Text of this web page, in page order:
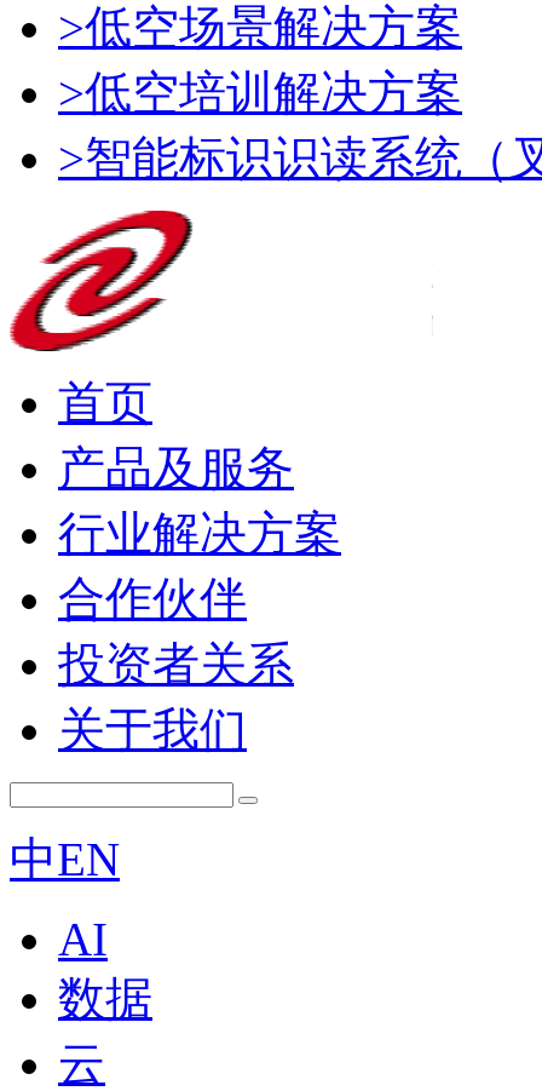
>低空场景解决方案
>低空培训解决方案
>智能标识识读系统（
首页
产品及服务
行业解决方案
合作伙伴
投资者关系
关于我们
中EN
AI
数据
云